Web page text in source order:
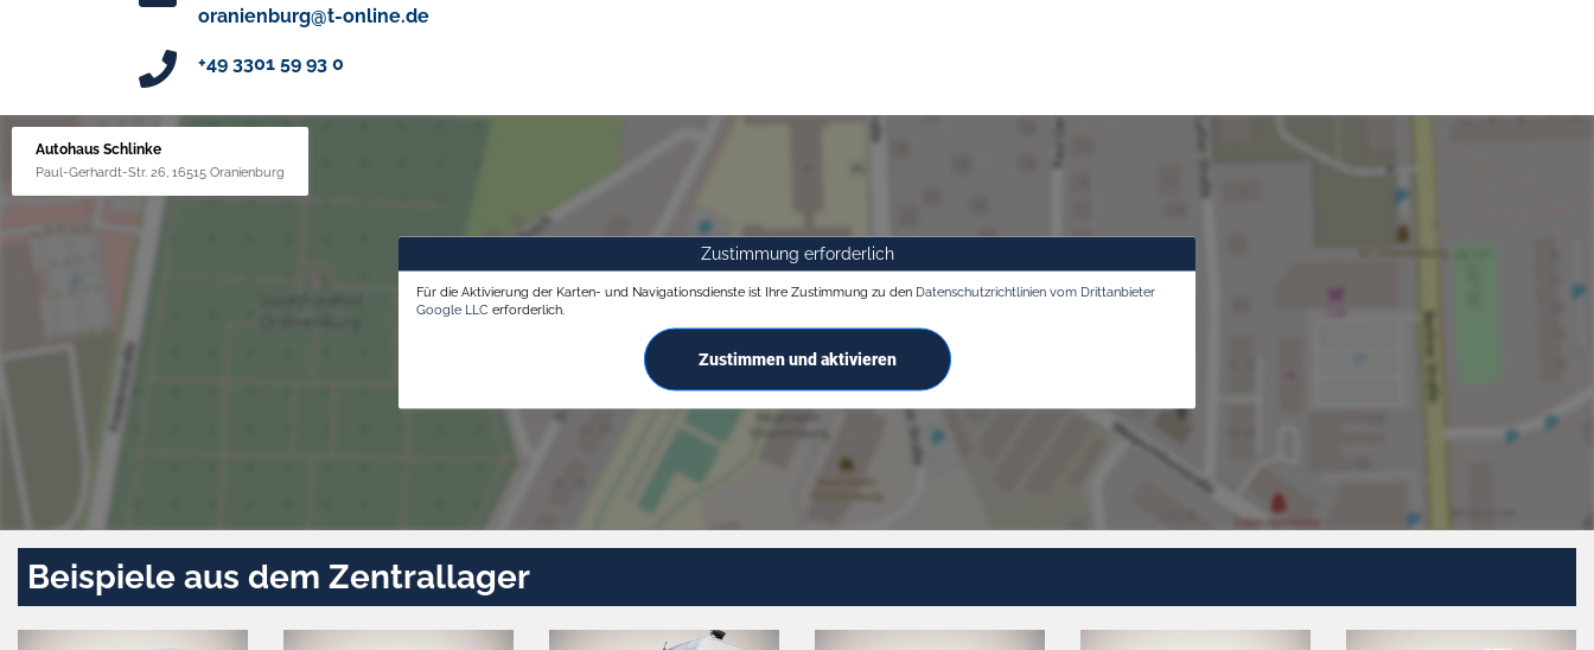
oranienburg@t-online.de
+49 3301 59 93 0
Autohaus Schlinke
Paul-Gerhardt-Str. 26, 16515 Oranienburg
Zustimmung erforderlich
Für die Aktivierung der Karten- und Navigationsdienste ist Ihre Zustimmung zu den Datenschutzrichtlinien vom Drittanbieter
Google LLC erforderlich.
Zustimmen und aktivieren
Beispiele aus dem Zentrallager